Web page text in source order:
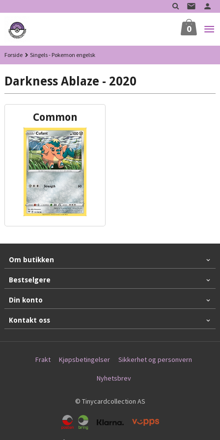
til
innholdet
0
Forside Singels - Pokemon engelsk
Darkness Ablaze - 2020
Common
Om butikken
Bestselgere
Din konto
Kontakt oss
Frakt Kjøpsbetingelser Sikkerhet og personvern
Nyhetsbrev
© Tinycardcollection AS